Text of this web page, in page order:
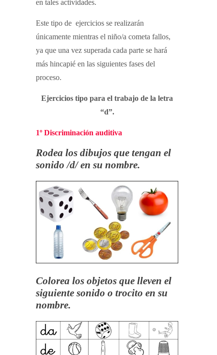
en tales actividades.
Este tipo de ejercicios se realizarán
únicamente mientras el niño/a cometa fallos,
ya que una vez superada cada parte se hará
más hincapié en las siguientes fases del
proceso.
Ejercicios tipo para el trabajo de la letra
“d”.
1º Discriminación auditiva
Rodea los dibujos que tengan el
sonido /d/ en su nombre.
Colorea los objetos que lleven el
siguiente sonido o trocito en su
nombre.